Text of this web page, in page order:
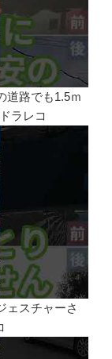
道路でも1.5ｍ
ラレコ
ェスチャーさ